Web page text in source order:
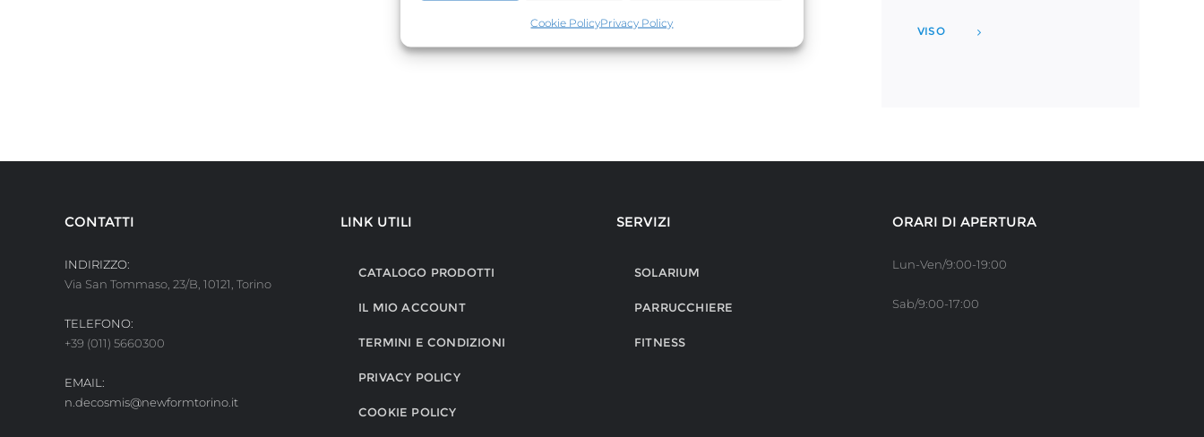
Cookie PolicyPrivacy Policy
VISO
CONTATTI
INDIRIZZO:
Via San Tommaso, 23/B, 10121, Torino
TELEFONO:
+39 (011) 5660300
EMAIL:
n.decosmis@newformtorino.it
LINK UTILI
CATALOGO PRODOTTI
IL MIO ACCOUNT
TERMINI E CONDIZIONI
PRIVACY POLICY
COOKIE POLICY
SERVIZI
SOLARIUM
PARRUCCHIERE
FITNESS
ORARI DI APERTURA
Lun-Ven/9:00-19:00
Sab/9:00-17:00